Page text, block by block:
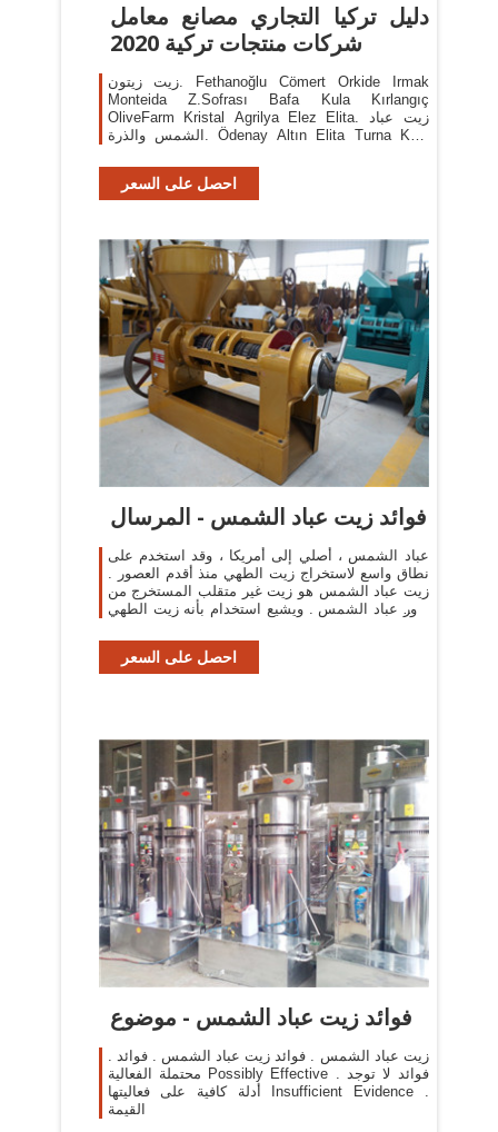
دليل تركيا التجاري مصانع معامل
شركات منتجات تركية 2020
زيت زيتون. Fethanoğlu Cömert Orkide Irmak
Monteida Z.Sofrası Bafa Kula Kırlangıç
OliveFarm Kristal Agrilya Elez Elita. زيت عباد
الشمس والذرة. Ödenay Altın Elita Turna Kula
احصل على السعر
فوائد زيت عباد الشمس - المرسال
عباد الشمس ، أصلي إلى أمريكا ، وقد استخدم على
نطاق واسع لاستخراج زيت الطهي منذ أقدم العصور .
زيت عباد الشمس هو زيت غير متقلب المستخرج من
بذور عباد الشمس . ويشيع استخدام بأنه زيت الطهي
احصل على السعر
فوائد زيت عباد الشمس - موضوع
. زيت عباد الشمس . فوائد زيت عباد الشمس . فوائد
محتملة الفعالية Possibly Effective . فوائد لا توجد
أدلة كافية على فعاليتها Insufficient Evidence .
القيمة